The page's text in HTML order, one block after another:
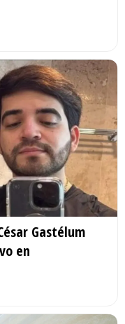
Gastélum
en